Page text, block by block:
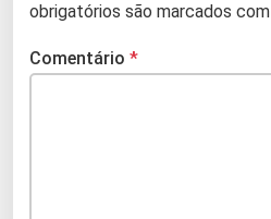
obrigatórios são marcados com
Comentário *